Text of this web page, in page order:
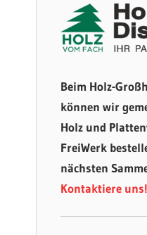
Beim Holz-
können wir
Holz und
FreiWerk
nächsten
Kontaktiere uns!